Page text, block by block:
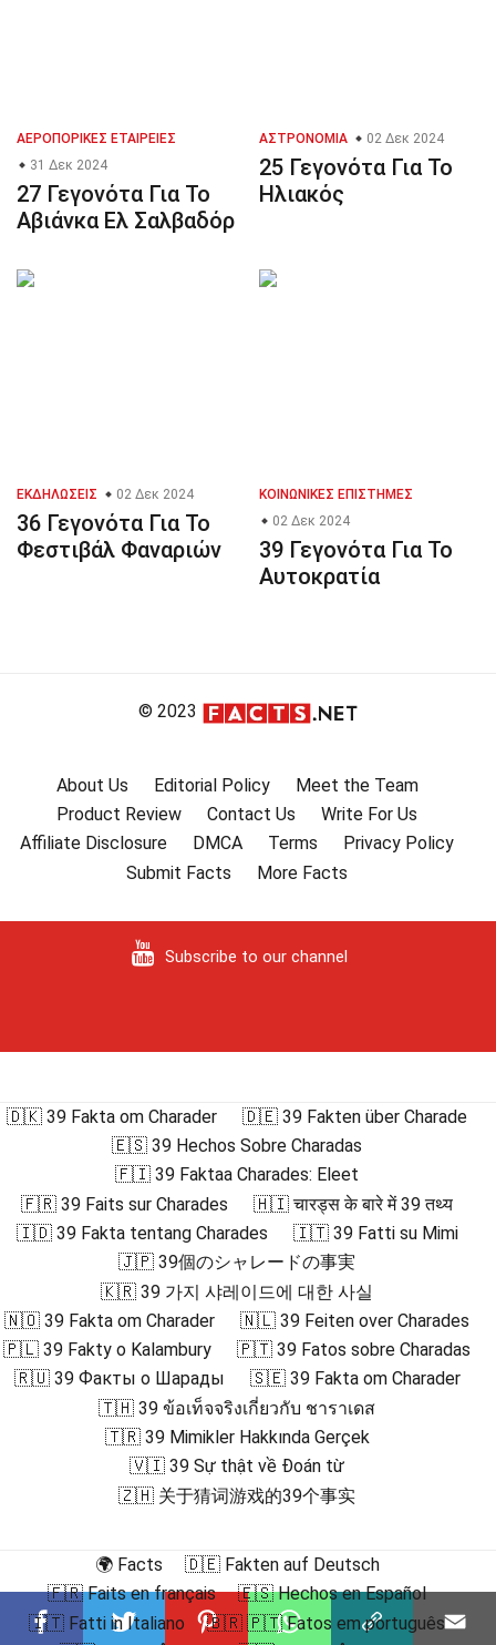
ΑΕΡΟΠΟΡΙΚΈΣ ΕΤΑΙΡΕΊΕΣ
31 Δεκ 2024
27 Γεγονότα Για Το
Αβιάνκα Ελ Σαλβαδόρ
ΑΣΤΡΟΝΟΜΊΑ 02 Δεκ 2024
25 Γεγονότα Για Το
Ηλιακός
ΕΚΔΗΛΏΣΕΙΣ 02 Δεκ 2024
36 Γεγονότα Για Το
Φεστιβάλ Φαναριών
ΚΟΙΝΩΝΙΚΈΣ ΕΠΙΣΤΉΜΕΣ
02 Δεκ 2024
39 Γεγονότα Για Το
Αυτοκρατία
© 2023
About Us Editorial Policy
Meet the Team
Product Review
Contact Us
Write For Us
Affiliate Disclosure
DMCA Terms
Privacy Policy
Submit Facts
More Facts
Subscribe to our channel
🇩🇰 39 Fakta om Charader
🇩🇪 39 Fakten über Charade
🇪🇸 39 Hechos Sobre Charadas
🇫🇮 39 Faktaa Charades: Eleet
🇫🇷 39 Faits sur Charades
🇭🇮 चारड्स के बारे में 39 तथ्य
🇮🇩 39 Fakta tentang Charades
🇮🇹 39 Fatti su Mimi
🇯🇵 39個のシャレードの事実
🇰🇷 39 가지 샤레이드에 대한 사실
🇳🇴 39 Fakta om Charader
🇳🇱 39 Feiten over Charades
🇵🇱 39 Fakty o Kalambury
🇵🇹 39 Fatos sobre Charadas
🇷🇺 39 Факты о Шарады
🇸🇪 39 Fakta om Charader
🇹🇭 39 ข้อเท็จจริงเกี่ยวกับ ชาราเดส
🇹🇷 39 Mimikler Hakkında Gerçek
🇻🇮 39 Sự thật về Đoán từ
🇿🇭 关于猜词游戏的39个事实
🌍 Facts
🇩🇪 Fakten auf Deutsch
🇫🇷 Faits en français
🇪🇸 Hechos en Español
🇮🇹 Fatti in Italiano
🇧🇷 🇵🇹 Fatos em português